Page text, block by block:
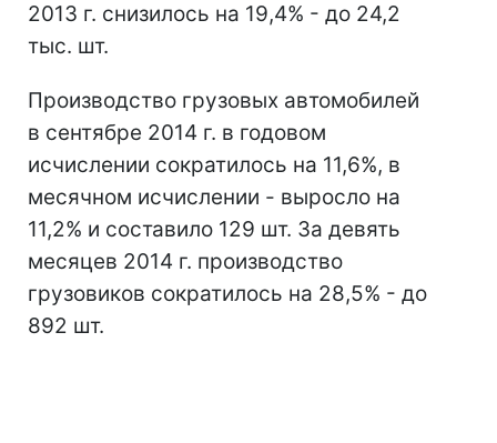
2013 г. снизилось на 19,4% - до 24,2
тыс. шт.
Производство грузовых автомобилей
в сентябре 2014 г. в годовом
исчислении сократилось на 11,6%, в
месячном исчислении - выросло на
11,2% и составило 129 шт. За девять
месяцев 2014 г. производство
грузовиков сократилось на 28,5% - до
892 шт.